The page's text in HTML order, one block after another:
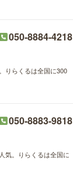
050-8884-4218
りらくるは全国に300
050-8883-9818
気。りらくるは全国に